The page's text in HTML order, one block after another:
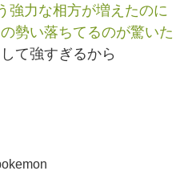
強力な相方が増えたのに
勢い落ちてるのが驚いた
て強すぎるから